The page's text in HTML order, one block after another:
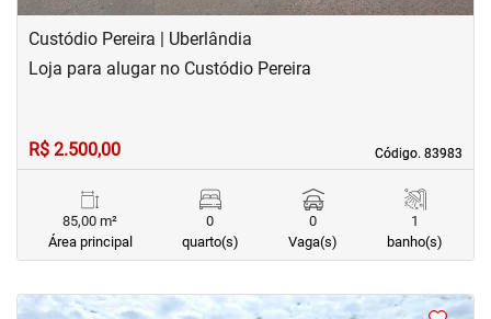
Custódio Pereira | Uberlândia
Código. 83983
Código. 83983
Loja para alugar no Custódio Pereira
R$ 2.500,00
85,00 m²
Área principal
0
quarto(s)
0
Vaga(s)
1
banho(s)
<< <<